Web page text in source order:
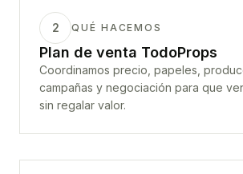
2 QUÉ HACEMOS
Plan de venta TodoProps
Coordinamos precio, papeles,
campañas y negociación para que
sin regalar valor.